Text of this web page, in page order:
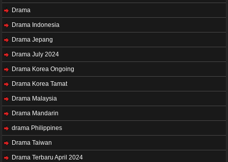
Drama
Drama Indonesia
Drama Jepang
Drama July 2024
Drama Korea Ongoing
Drama Korea Tamat
Drama Malaysia
Drama Mandarin
drama Philippines
Drama Taiwan
Drama Terbaru April 2024